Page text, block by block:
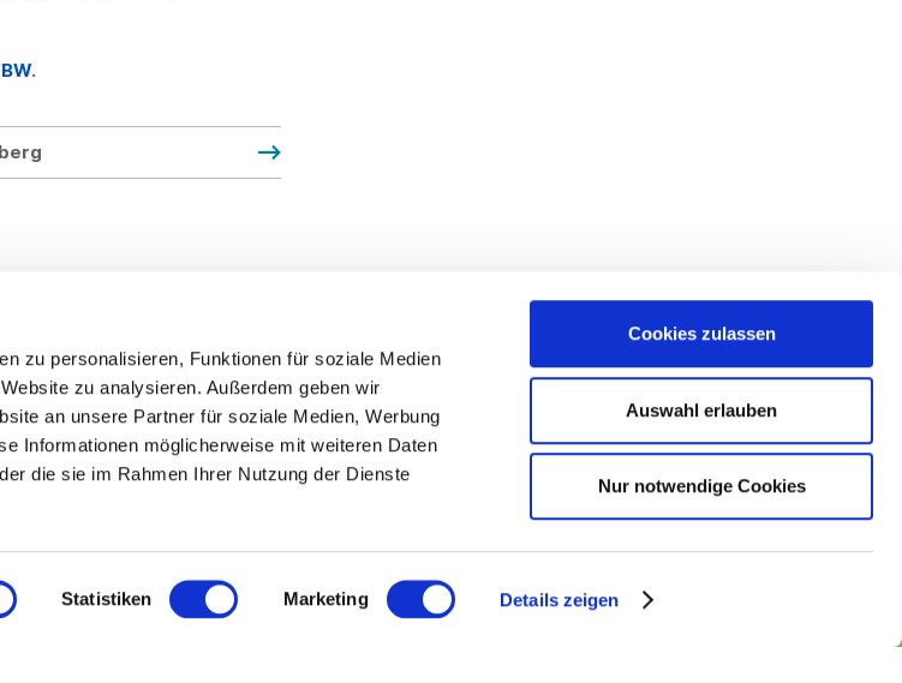
zu personalisieren, Funktionen für soziale Medien
zu analysieren. Außerdem geben wir
an unsere Partner für soziale Medien, Werbung
Informationen möglicherweise mit weiteren Daten
die sie im Rahmen Ihrer Nutzung der Dienste
Statistiken Marketing Details zeigen
Cookies zulassen
Auswahl erlauben
Nur notwendige Cookies
.
Folgen Sie uns